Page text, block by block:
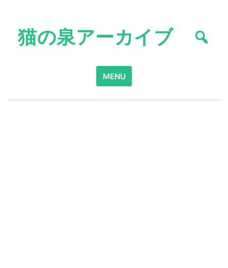
content猫の泉アーカイブ
Search
for:
MENU